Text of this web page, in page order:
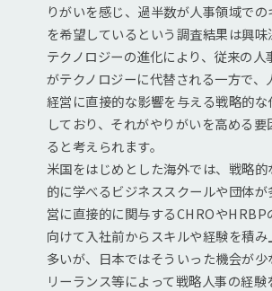
りがいを感じ、過半数が人事領域で
を希望しているという調査結果は興
テクノロジーの進化により、従来の人
がテクノロジーに代替される一方で、
経営に直接的な影響を与える戦略的な
しており、それがやりがいを高める要
ると考えられます。
米国をはじめとした海外では、戦略
的に学べるビジネススクールや団体
営に直接的に関与するCHROやHRBP
向けて入社前からスキルや経験を積
多いが、日本ではそういった機会が
リーランス等によって戦略人事の経験